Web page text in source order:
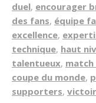
duel, encourager
des fans, équipe
excellence,
technique, haut
talentueux, match
coupe du monde,
supporters,